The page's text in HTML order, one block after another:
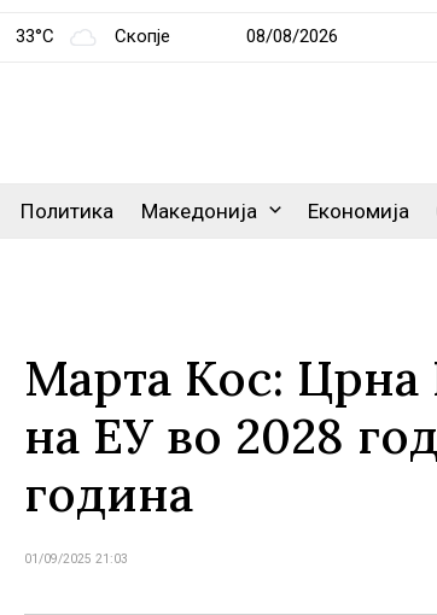
33°C Скопје 08/08/2026
Политика Македонија Економија
Марта Кос: Црна
на ЕУ во 2028
година
01/09/2025 21:03